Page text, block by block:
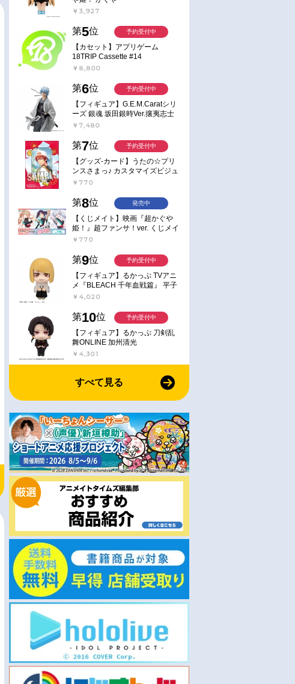
￥3,927
第5位
【カセット】アプリゲーム
18TRIP Cassette #14
￥8,800
予約受付中
第6位
【フィギュア】G.E.M.Caratシリ
ーズ 銀魂 坂田銀時Ver.攘夷志士
完成品フィギュア
￥7,480
予約受付中
第7位
【グッズ-カード】うたの☆プリ
ンスさまっ♪ カスタマイズビジュ
アルカードコレクション Best
￥770
予約受付中
第8位
【くじメイト】映画『超かぐや
姫！』超ファンサ！ver. くじメイ
ト
￥770
発売中
第9位
【フィギュア】るかっぷ TVアニ
メ『BLEACH 千年血戦篇』 平子
真子
￥4,020
予約受付中
第10位
【フィギュア】るかっぷ 刀剣乱
舞ONLINE 加州清光
￥4,301
予約受付中
すべて見る